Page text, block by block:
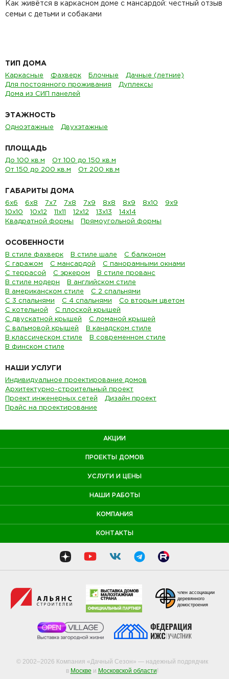
Как живётся в каркасном доме с мансардой: честный отзыв
семьи с детьми и собаками
ТИП ДОМА
Каркасные Фахверк Блочные
Дачные (летние)
Для постоянного проживания
Дуплексы
Дома из СИП панелей
ЭТАЖНОСТЬ
Одноэтажные Двухэтажные
ПЛОЩАДЬ
До 100 кв.м
От 100 до 150 кв.м
От 150 до 200 кв.м
От 200 кв.м
ГАБАРИТЫ ДОМА
6х6 6х8 7х7 7х8 7х9 8х8 8х9 8х10
9х9
10х10
10х12 11х11 12х12 13х13
14х14
Квадратной формы
Прямоугольной формы
ОСОБЕННОСТИ
В стиле фахверк В стиле шале
С балконом
С гаражом
С мансардой
С панорамными окнами
С террасой
С эркером
В стиле прованс
В стиле модерн
В английском стиле
В американском стиле
С 2 спальнями
С 3 спальнями
С 4 спальнями
Со вторым цветом
С котельной
С плоской крышей
С двускатной крышей
С ломаной крышей
С вальмовой крышей
В канадском стиле
В классическом стиле
В современном стиле
В финском стиле
НАШИ УСЛУГИ
Индивидуальное проектирование домов
Архитектурно-строительный проект
Проект инженерных сетей
Дизайн проект
Прайс на проектирование
АКЦИИ
ПРОЕКТЫ ДОМОВ
УСЛУГИ И ЦЕНЫ
НАШИ РАБОТЫ
КОМПАНИЯ
КОНТАКТЫ
© 2002–2026 Компания «Дачный Сезон» — надежный подрядчик
в Москве и Московской области!
член ассоциации
деревянного
домостроения